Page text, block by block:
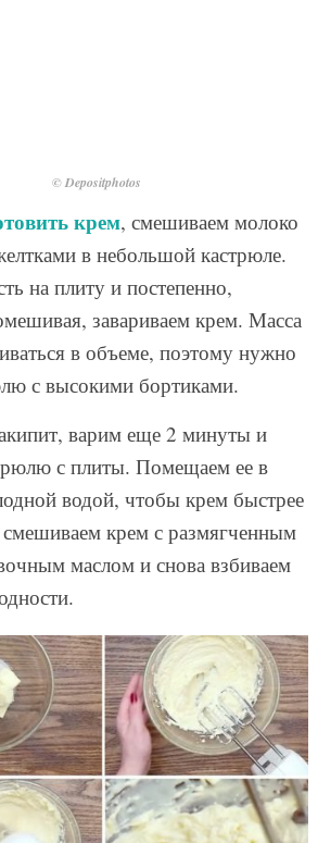
© Depositphotos
крем, смешиваем молоко
в небольшой кастрюле.
на плиту и постепенно,
завариваем крем. Масса
в объеме, поэтому нужно
с высокими бортиками.
варим еще 2 минуты и
с плиты. Помещаем ее в
водой, чтобы крем быстрее
крем с размягченным
маслом и снова взбиваем